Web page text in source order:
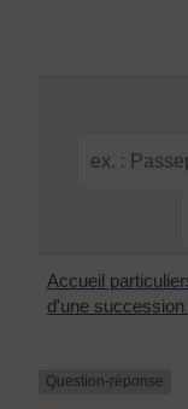
Accueil
d'une succession
Question-réponse